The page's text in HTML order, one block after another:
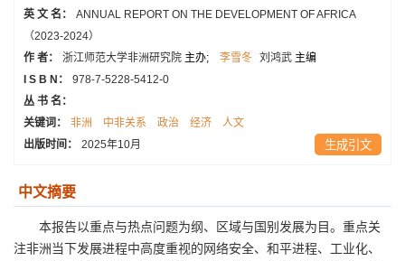
英 文 名：
ANNUAL REPORT ON THE DEVELOPMENT OF AFRICA
（2023-2024）
作 者：
浙江师范大学非洲研究院 主办; 李雪冬 刘鸿武 主编
I S B N：
978-7-5228-5412-0
丛 书 名：
关键词：
非洲 中非关系 政治 经济
人文
出版时间：
2025年10月 生成引文
中文摘要
本报告以重点与热点问题为纲、区域与国别发展为目。重点关
注非洲当下发展进程中高度重视的网络安全、和平进程、工业化、